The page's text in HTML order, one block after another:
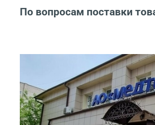
По вопросам поставки